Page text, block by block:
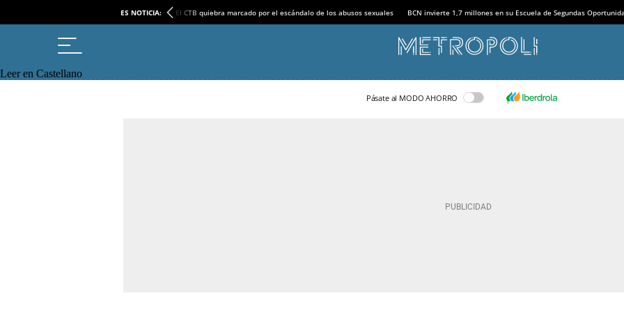
ES NOTICIA: El CTB quiebra marcado por el escándalo de los abusos sexuales BCN invierte 1,7 millones en su Escuela de Segundas
Leer en Castellano
Pásate al MODO AHORRO